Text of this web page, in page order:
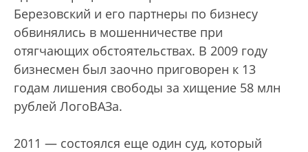
Березовский и его партнеры по бизнесу
обвинялись в мошенничестве при
отягчающих обстоятельствах. В 2009 году
бизнесмен был заочно приговорен к 13
годам лишения свободы за хищение 58 млн
рублей ЛогоВАЗа.
2011 — состоялся еще один суд, который